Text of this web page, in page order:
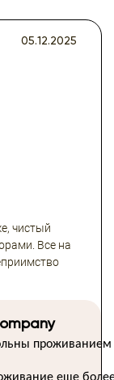
05.12.2025
чистый
Все на
проживанием